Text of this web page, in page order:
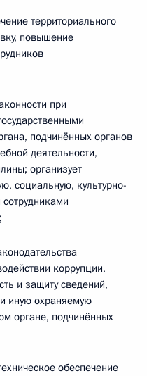
территориального
повышение
при
подчинённых органов
деятельности,
организует
социальную, культурно-
коррупции,
и защиту сведений,
иную охраняемую
органе, подчинённых
обеспечение